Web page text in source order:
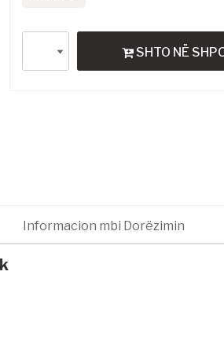
SHTO NË
Informacion mbi Dorëzimin